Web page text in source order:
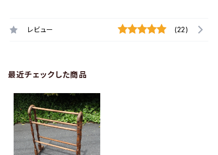
レビュー (22)
最近チェックした商品